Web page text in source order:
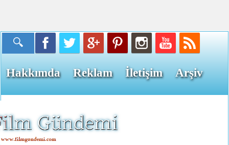
Hakkımda Reklam İletişim Arşiv